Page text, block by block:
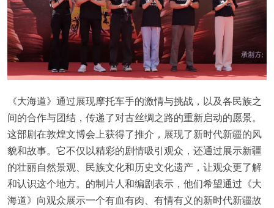
《大海道》通过展现摩托车手的激情与挑战，以及各民族之
间的合作与团结，传递了对古丝绸之路的重新启动的愿景。
这部剧在敦煌文博会上获得了推介，展现了新时代新疆的风
貌和故事。它不仅以精彩的剧情吸引观众，还通过展示新疆
的壮丽自然景观、民族文化和历史文化遗产，让观众更了解
和认识这个地方。的制片人和编剧表示，他们希望通过《大
海道》向观众展示一个有血有肉、有情有义的新时代新疆故